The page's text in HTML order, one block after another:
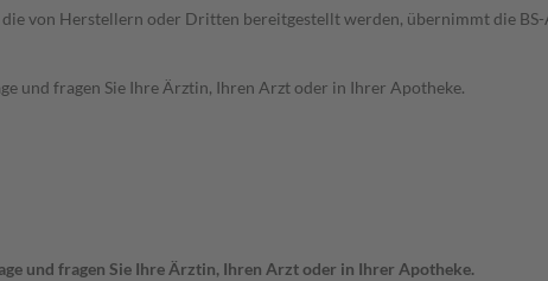
von Herstellern oder Dritten bereitgestellt werden, übernimmt die
und fragen Sie Ihre Ärztin, Ihren Arzt oder in Ihrer Apotheke.
und fragen Sie Ihre Ärztin, Ihren Arzt oder in Ihrer Apotheke.